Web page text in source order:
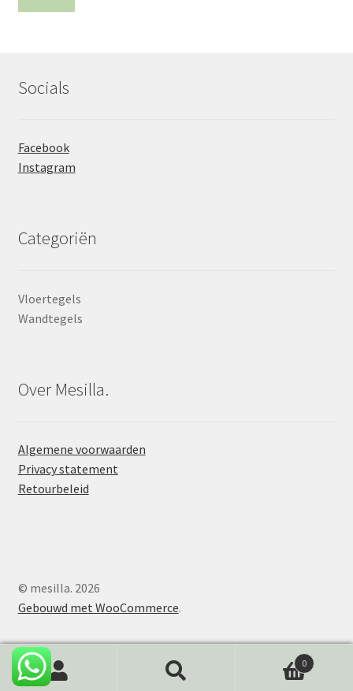
Socials
Facebook
Instagram
Categoriën
Vloertegels
Wandtegels
Over Mesilla.
Algemene voorwaarden
Privacy statement
Retourbeleid
© mesilla. 2026
Gebouwd met WooCommerce.
Zoeken
Zoeken
0